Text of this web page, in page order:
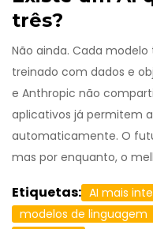
três?
Não ainda. Cada
treinado com dados e
e Anthropic não
aplicativos já permitem
automaticamente. O
mas por enquanto, o
Etiquetas: AI mais
modelos de linguagem